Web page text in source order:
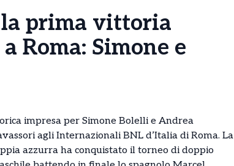
la prima vittoria
Roma: Simone e
impresa per Simone Bolelli e Andrea
agli Internazionali BNL d’Italia di Roma. La
azzurra ha conquistato il torneo di doppio